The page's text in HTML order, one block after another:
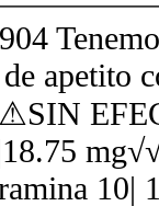
apetito
10|